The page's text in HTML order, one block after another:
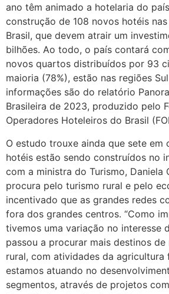
ano têm animado a hotelaria do
construção de 108 novos hotéis
Brasil, que devem atrair um
bilhões. Ao todo, o país contará
novos quartos distribuídos por 93
maioria (78%), estão nas regiões
informações são do relatório
Brasileira de 2023, produzido pelo
Operadores Hoteleiros do Brasil
O estudo trouxe ainda que sete em
hotéis estão sendo construídos no
com a ministra do Turismo, Daniela
procura pelo turismo rural e pelo
incentivado que as grandes redes
fora dos grandes centros. “Como
tivemos uma variação no interesse
passou a procurar mais destinos
rural, com atividades da agricultura
estamos atuando no
segmentos, através de projetos